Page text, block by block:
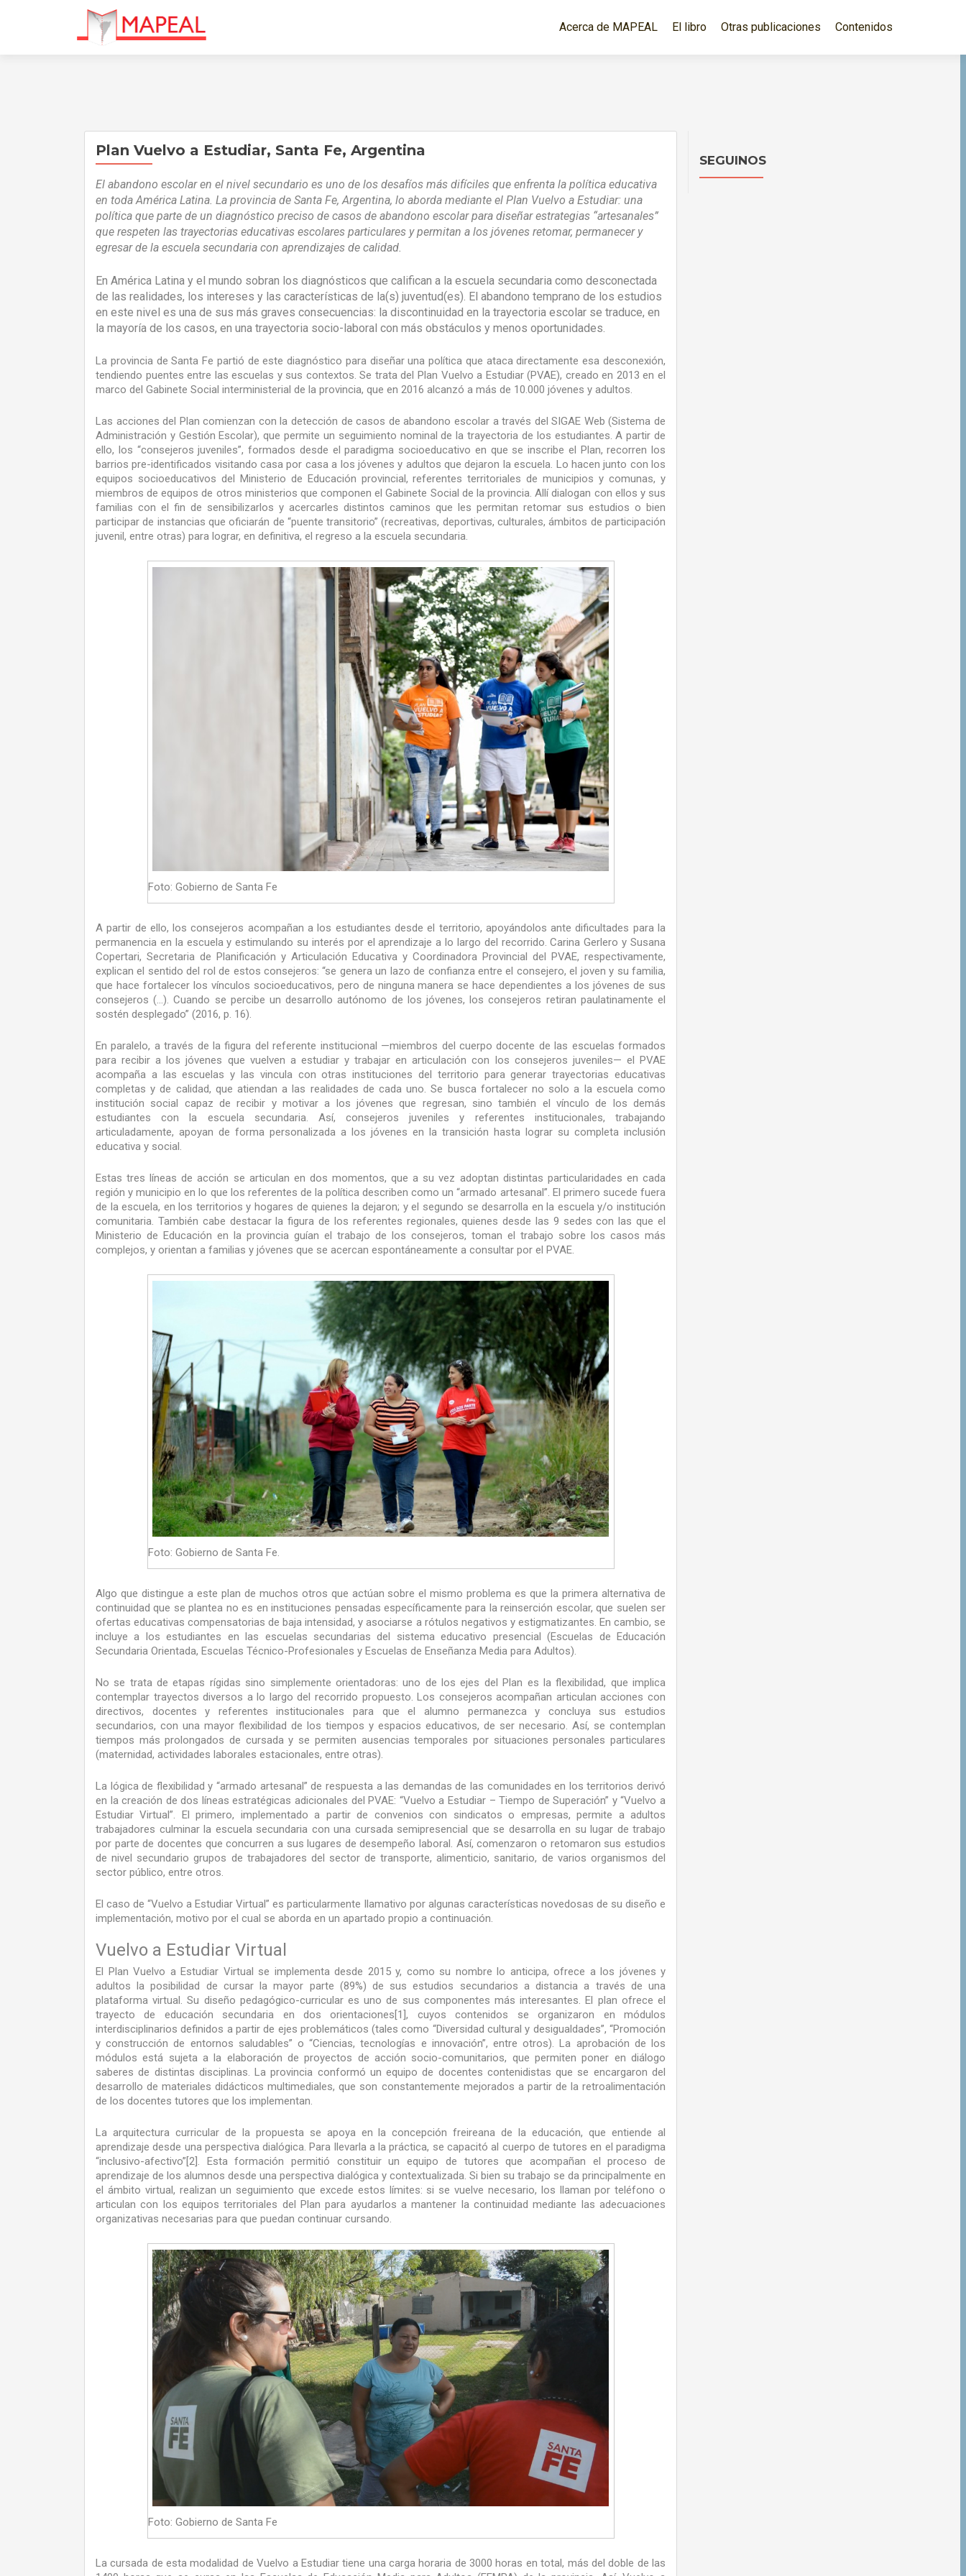
Acerca de MAPEAL
El libro Otras publicaciones Contenidos
Plan Vuelvo a Estudiar, Santa Fe, Argentina
El abandono escolar en el nivel secundario es uno de los desafíos más difíciles que enfrenta la política educativa
en toda América Latina. La provincia de Santa Fe, Argentina, lo aborda mediante el Plan Vuelvo a Estudiar: una
política que parte de un diagnóstico preciso de casos de abandono escolar para diseñar estrategias “artesanales”
que respeten las trayectorias educativas escolares particulares y permitan a los jóvenes retomar, permanecer y
egresar de la escuela secundaria con aprendizajes de calidad.
En América Latina y el mundo sobran los diagnósticos que califican a la escuela secundaria como desconectada
de las realidades, los intereses y las características de la(s) juventud(es). El abandono temprano de los estudios
en este nivel es una de sus más graves consecuencias: la discontinuidad en la trayectoria escolar se traduce, en
la mayoría de los casos, en una trayectoria socio-laboral con más obstáculos y menos oportunidades.
La provincia de Santa Fe partió de este diagnóstico para diseñar una política que ataca directamente esa desconexión,
tendiendo puentes entre las escuelas y sus contextos. Se trata del Plan Vuelvo a Estudiar (PVAE), creado en 2013 en el
marco del Gabinete Social interministerial de la provincia, que en 2016 alcanzó a más de 10.000 jóvenes y adultos.
Las acciones del Plan comienzan con la detección de casos de abandono escolar a través del SIGAE Web (Sistema de
Administración y Gestión Escolar), que permite un seguimiento nominal de la trayectoria de los estudiantes. A partir de
ello, los “consejeros juveniles”, formados desde el paradigma socioeducativo en que se inscribe el Plan, recorren los
barrios pre-identificados visitando casa por casa a los jóvenes y adultos que dejaron la escuela. Lo hacen junto con los
equipos socioeducativos del Ministerio de Educación provincial, referentes territoriales de municipios y comunas, y
miembros de equipos de otros ministerios que componen el Gabinete Social de la provincia. Allí dialogan con ellos y sus
familias con el fin de sensibilizarlos y acercarles distintos caminos que les permitan retomar sus estudios o bien
participar de instancias que oficiarán de “puente transitorio” (recreativas, deportivas, culturales, ámbitos de participación
juvenil, entre otras) para lograr, en definitiva, el regreso a la escuela secundaria.
Foto: Gobierno de Santa Fe
A partir de ello, los consejeros acompañan a los estudiantes desde el territorio, apoyándolos ante dificultades para la
permanencia en la escuela y estimulando su interés por el aprendizaje a lo largo del recorrido. Carina Gerlero y Susana
Copertari, Secretaria de Planificación y Articulación Educativa y Coordinadora Provincial del PVAE, respectivamente,
explican el sentido del rol de estos consejeros: “se genera un lazo de confianza entre el consejero, el joven y su familia,
que hace fortalecer los vínculos socioeducativos, pero de ninguna manera se hace dependientes a los jóvenes de sus
consejeros (…). Cuando se percibe un desarrollo autónomo de los jóvenes, los consejeros retiran paulatinamente el
sostén desplegado” (2016, p. 16).
En paralelo, a través de la figura del referente institucional —miembros del cuerpo docente de las escuelas formados
para recibir a los jóvenes que vuelven a estudiar y trabajar en articulación con los consejeros juveniles— el PVAE
acompaña a las escuelas y las vincula con otras instituciones del territorio para generar trayectorias educativas
completas y de calidad, que atiendan a las realidades de cada uno. Se busca fortalecer no solo a la escuela como
institución social capaz de recibir y motivar a los jóvenes que regresan, sino también el vínculo de los demás
estudiantes con la escuela secundaria. Así, consejeros juveniles y referentes institucionales, trabajando
articuladamente, apoyan de forma personalizada a los jóvenes en la transición hasta lograr su completa inclusión
educativa y social.
Estas tres líneas de acción se articulan en dos momentos, que a su vez adoptan distintas particularidades en cada
región y municipio en lo que los referentes de la política describen como un “armado artesanal”. El primero sucede fuera
de la escuela, en los territorios y hogares de quienes la dejaron; y el segundo se desarrolla en la escuela y/o institución
comunitaria. También cabe destacar la figura de los referentes regionales, quienes desde las 9 sedes con las que el
Ministerio de Educación en la provincia guían el trabajo de los consejeros, toman el trabajo sobre los casos más
complejos, y orientan a familias y jóvenes que se acercan espontáneamente a consultar por el PVAE.
Foto: Gobierno de Santa Fe.
Algo que distingue a este plan de muchos otros que actúan sobre el mismo problema es que la primera alternativa de
continuidad que se plantea no es en instituciones pensadas específicamente para la reinserción escolar, que suelen ser
ofertas educativas compensatorias de baja intensidad, y asociarse a rótulos negativos y estigmatizantes. En cambio, se
incluye a los estudiantes en las escuelas secundarias del sistema educativo presencial (Escuelas de Educación
Secundaria Orientada, Escuelas Técnico-Profesionales y Escuelas de Enseñanza Media para Adultos).
No se trata de etapas rígidas sino simplemente orientadoras: uno de los ejes del Plan es la flexibilidad, que implica
contemplar trayectos diversos a lo largo del recorrido propuesto. Los consejeros acompañan articulan acciones con
directivos, docentes y referentes institucionales para que el alumno permanezca y concluya sus estudios
secundarios, con una mayor flexibilidad de los tiempos y espacios educativos, de ser necesario. Así, se contemplan
tiempos más prolongados de cursada y se permiten ausencias temporales por situaciones personales particulares
(maternidad, actividades laborales estacionales, entre otras).
La lógica de flexibilidad y “armado artesanal” de respuesta a las demandas de las comunidades en los territorios derivó
en la creación de dos líneas estratégicas adicionales del PVAE: “Vuelvo a Estudiar – Tiempo de Superación” y “Vuelvo a
Estudiar Virtual”. El primero, implementado a partir de convenios con sindicatos o empresas, permite a adultos
trabajadores culminar la escuela secundaria con una cursada semipresencial que se desarrolla en su lugar de trabajo
por parte de docentes que concurren a sus lugares de desempeño laboral. Así, comenzaron o retomaron sus estudios
de nivel secundario grupos de trabajadores del sector de transporte, alimenticio, sanitario, de varios organismos del
sector público, entre otros.
El caso de “Vuelvo a Estudiar Virtual” es particularmente llamativo por algunas características novedosas de su diseño e
implementación, motivo por el cual se aborda en un apartado propio a continuación.
Vuelvo a Estudiar Virtual
El Plan Vuelvo a Estudiar Virtual se implementa desde 2015 y, como su nombre lo anticipa, ofrece a los jóvenes y
adultos la posibilidad de cursar la mayor parte (89%) de sus estudios secundarios a distancia a través de una
plataforma virtual. Su diseño pedagógico-curricular es uno de sus componentes más interesantes. El plan ofrece el
trayecto de educación secundaria en dos orientaciones[1], cuyos contenidos se organizaron en módulos
interdisciplinarios definidos a partir de ejes problemáticos (tales como “Diversidad cultural y desigualdades”, “Promoción
y construcción de entornos saludables” o “Ciencias, tecnologías e innovación”, entre otros). La aprobación de los
módulos está sujeta a la elaboración de proyectos de acción socio-comunitarios, que permiten poner en diálogo
saberes de distintas disciplinas. La provincia conformó un equipo de docentes contenidistas que se encargaron del
desarrollo de materiales didácticos multimediales, que son constantemente mejorados a partir de la retroalimentación
de los docentes tutores que los implementan.
La arquitectura curricular de la propuesta se apoya en la concepción freireana de la educación, que entiende al
aprendizaje desde una perspectiva dialógica. Para llevarla a la práctica, se capacitó al cuerpo de tutores en el paradigma
“inclusivo-afectivo”[2]. Esta formación permitió constituir un equipo de tutores que acompañan el proceso de
aprendizaje de los alumnos desde una perspectiva dialógica y contextualizada. Si bien su trabajo se da principalmente en
el ámbito virtual, realizan un seguimiento que excede estos límites: si se vuelve necesario, los llaman por teléfono o
articulan con los equipos territoriales del Plan para ayudarlos a mantener la continuidad mediante las adecuaciones
organizativas necesarias para que puedan continuar cursando.
Foto: Gobierno de Santa Fe
La cursada de esta modalidad de Vuelvo a Estudiar tiene una carga horaria de 3000 horas en total, más del doble de las
SEGUINOS